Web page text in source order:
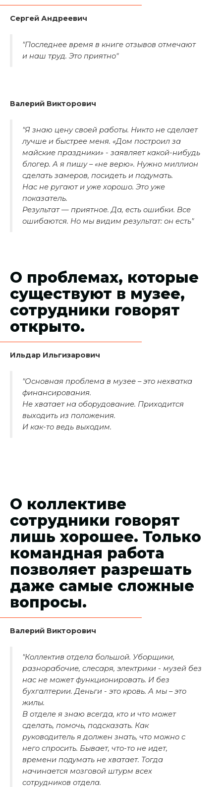
Сергей Андреевич
"Последнее время в книге отзывов отмечают
и наш труд. Это приятно"
Валерий Викторович
"Я знаю цену своей работы. Никто не сделает
лучше и быстрее меня. «Дом построил за
майские праздники» - заявляет какой-нибудь
блогер. А я пишу – «не верю». Нужно миллион
сделать замеров, посидеть и подумать.
Нас не ругают и уже хорошо. Это уже
показатель.
Результат — приятное. Да, есть ошибки. Все
ошибаются. Но мы видим результат: он есть"
О проблемах, которые
существуют в музее,
сотрудники говорят
открыто.
Ильдар Ильгизарович
"Основная проблема в музее – это нехватка
финансирования.
Не хватает на оборудование. Приходится
выходить из положения.
И как-то ведь выходим.
О коллективе
сотрудники говорят
лишь хорошее. Только
командная работа
позволяет разрешать
даже самые сложные
вопросы.
Валерий Викторович
"Коллектив отдела большой. Уборщики,
разнорабочие, слесаря, электрики - музей без
нас не может функционировать. И без
бухгалтерии. Деньги - это кровь. А мы – это
жилы.
В отделе я знаю всегда, кто и что может
сделать, помочь, подсказать. Как
руководитель я должен знать, что можно с
него спросить. Бывает, что-то не идет,
времени подумать не хватает. Тогда
начинается мозговой штурм всех
сотрудников отдела.